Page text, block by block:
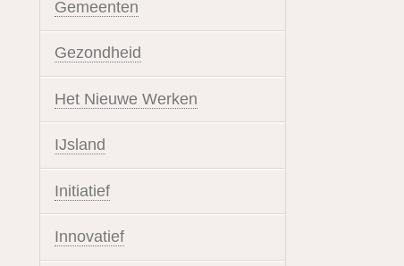
Gemeenten
Gezondheid
Het Nieuwe Werken
IJsland
Initiatief
Innovatief